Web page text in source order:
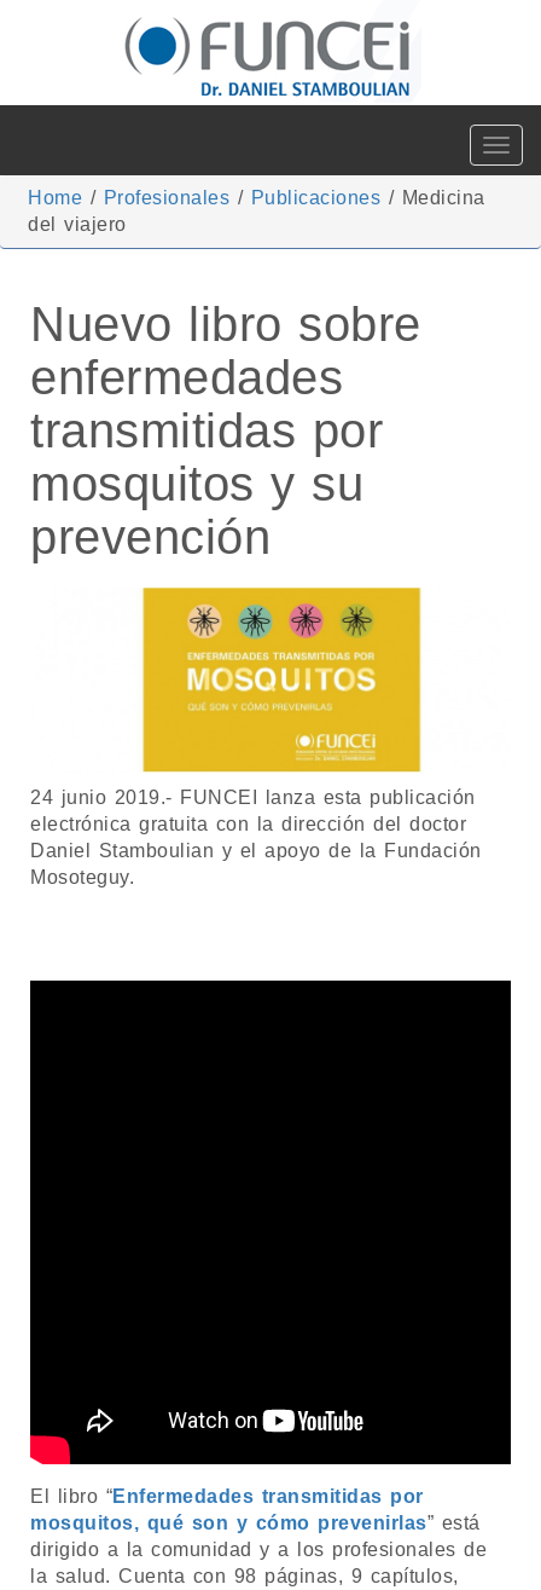
Toggle
Home / Profesionales / Publicaciones / Medicina
del viajero
Nuevo libro sobre
enfermedades
transmitidas por
mosquitos y su
prevención
24 junio 2019.- FUNCEI lanza esta publicación
electrónica gratuita con la dirección del doctor
Daniel Stamboulian y el apoyo de la Fundación
Mosoteguy.
El libro “Enfermedades transmitidas por
mosquitos, qué son y cómo prevenirlas” está
dirigido a la comunidad y a los profesionales de
la salud. Cuenta con 98 páginas, 9 capítulos,